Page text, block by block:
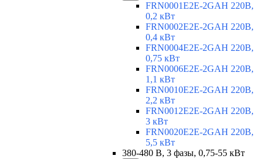
FRN0001E2E-2GAH 220В,
0,2 кВт
FRN0002E2E-2GAH 220В,
0,4 кВт
FRN0004E2E-2GAH 220В,
0,75 кВт
FRN0006E2E-2GAH 220В,
1,1 кВт
FRN0010E2E-2GAH 220В,
2,2 кВт
FRN0012E2E-2GAH 220В,
3 кВт
FRN0020E2E-2GAH 220В,
5,5 кВт
380-480 В, 3 фазы, 0,75-55 кВт